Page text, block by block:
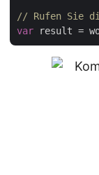
// Rufen Sie
var